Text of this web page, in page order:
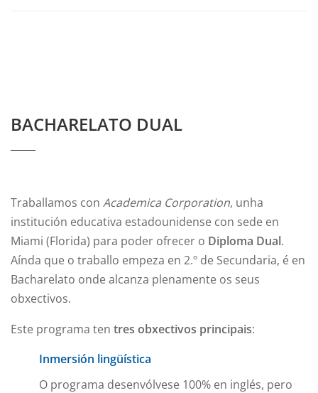
BACHARELATO DUAL
Traballamos con Academica Corporation, unha
institución educativa estadounidense con sede en
Miami (Florida) para poder ofrecer o Diploma Dual.
Aínda que o traballo empeza en 2.º de Secundaria, é en
Bacharelato onde alcanza plenamente os seus
obxectivos.
Este programa ten tres obxectivos principais:
Inmersión lingüística
O programa desenvólvese 100% en inglés, pero